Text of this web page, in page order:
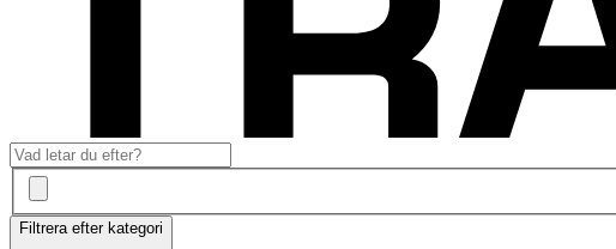
Filtrera efter kategori